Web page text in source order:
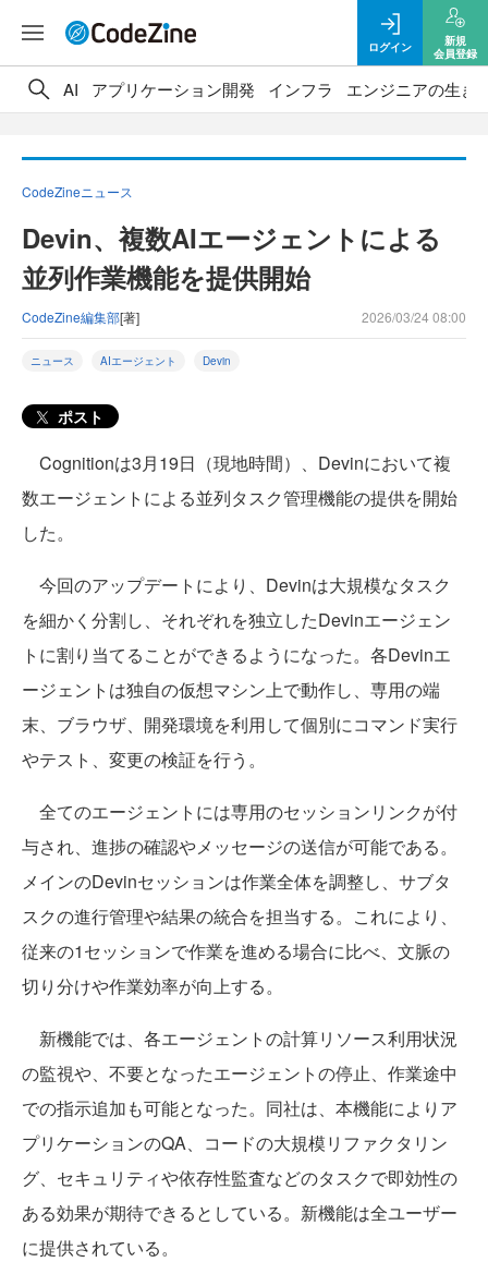
ログイン
新規
会員登録
AI アプリケーション開発 インフラ エンジニアの生き
CodeZineニュース
Devin、複数AIエージェントによる
並列作業機能を提供開始
CodeZine編集部[著] 2026/03/24 08:00
ニュース AIエージェント Devin
ポスト
Cognitionは3月19日（現地時間）、Devinにおいて複
数エージェントによる並列タスク管理機能の提供を開始
した。
今回のアップデートにより、Devinは大規模なタスク
を細かく分割し、それぞれを独立したDevinエージェン
トに割り当てることができるようになった。各Devinエ
ージェントは独自の仮想マシン上で動作し、専用の端
末、ブラウザ、開発環境を利用して個別にコマンド実行
やテスト、変更の検証を行う。
全てのエージェントには専用のセッションリンクが付
与され、進捗の確認やメッセージの送信が可能である。
メインのDevinセッションは作業全体を調整し、サブタ
スクの進行管理や結果の統合を担当する。これにより、
従来の1セッションで作業を進める場合に比べ、文脈の
切り分けや作業効率が向上する。
新機能では、各エージェントの計算リソース利用状況
の監視や、不要となったエージェントの停止、作業途中
での指示追加も可能となった。同社は、本機能によりア
プリケーションのQA、コードの大規模リファクタリン
グ、セキュリティや依存性監査などのタスクで即効性の
ある効果が期待できるとしている。新機能は全ユーザー
に提供されている。